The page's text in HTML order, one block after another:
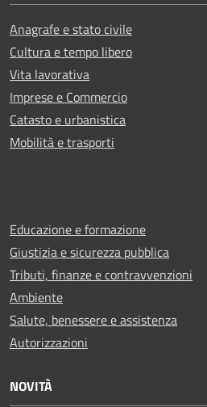
Anagrafe e stato civile
Cultura e tempo libero
Vita lavorativa
Imprese e Commercio
Catasto e urbanistica
Mobilità e trasporti
Educazione e formazione
Giustizia e sicurezza pubblica
Tributi, finanze e contravvenzioni
Ambiente
Salute, benessere e assistenza
Autorizzazioni
NOVITÀ